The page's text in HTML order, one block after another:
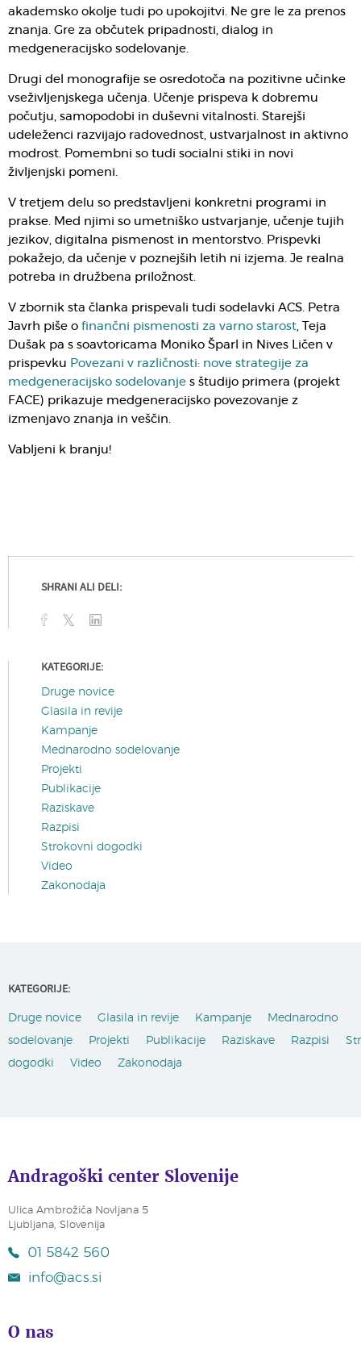
akademsko okolje tudi po upokojitvi. Ne gre le za prenos
znanja. Gre za občutek pripadnosti, dialog in
medgeneracijsko sodelovanje.
Drugi del monografije se osredotoča na pozitivne učinke
vseživljenjskega učenja. Učenje prispeva k dobremu
počutju, samopodobi in duševni vitalnosti. Starejši
udeleženci razvijajo radovednost, ustvarjalnost in aktivno
modrost. Pomembni so tudi socialni stiki in novi
življenjski pomeni.
V tretjem delu so predstavljeni konkretni programi in
prakse. Med njimi so umetniško ustvarjanje, učenje tujih
jezikov, digitalna pismenost in mentorstvo. Prispevki
pokažejo, da učenje v poznejših letih ni izjema. Je realna
potreba in družbena priložnost.
V zbornik sta članka prispevali tudi sodelavki ACS. Petra
Javrh piše o finančni pismenosti za varno starost , Teja
Dušak pa s soavtoricama Moniko Šparl in Nives Ličen v
prispevku Povezani v različnosti: nove strategije za
medgeneracijsko sodelovanje s študijo primera (projekt
FACE) prikazuje medgeneracijsko povezovanje z
izmenjavo znanja in veščin.
Vabljeni k branju!
SHRANI ALI DELI:
KATEGORIJE:
Druge novice
Glasila in revije
Kampanje
Mednarodno sodelovanje
Projekti
Publikacije
Raziskave
Razpisi
Strokovni dogodki
Video
Zakonodaja
KATEGORIJE:
Druge novice Glasila in revije Kampanje
Mednarodno
sodelovanje
Projekti Publikacije Raziskave Razpisi
dogodki
Video Zakonodaja
Andragoški center Slovenije
Ulica Ambrožiča Novljana 5
Ljubljana, Slovenija
01 5842 560
info@acs.si
O nas